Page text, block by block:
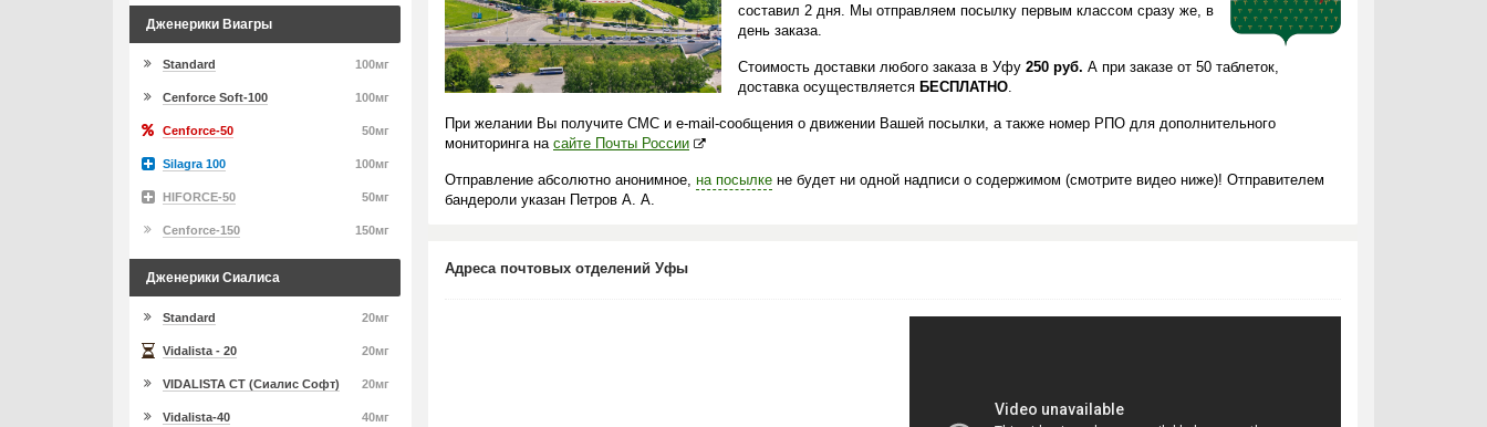
составил 2 дня. Мы отправляем посылку первым классом сразу же, в
день заказа.
Стоимость доставки любого заказа в Уфу 250 руб. А при заказе от 50 таблеток,
доставка осуществляется БЕСПЛАТНО.
При желании Вы получите СМС и e-mail-сообщения о движении Вашей посылки, а также номер РПО для дополнительного
мониторинга на сайте Почты России
Отправление абсолютно анонимное, на посылке не будет ни одной надписи о содержимом (смотрите видео ниже)! Отправителем
бандероли указан Петров А. А.
Адреса почтовых отделений Уфы
Дженерики Виагры
100мг
Standard
100мг
Cenforce Soft-100
50мг
Cenforce-50
100мг
Silagra 100
50мг
HIFORCE-50
150мг
Cenforce-150
Дженерики Сиалиса
20мг
Standard
20мг
Vidalista - 20
20мг
VIDALISTA CT (Сиалис Софт)
40мг
Vidalista-40